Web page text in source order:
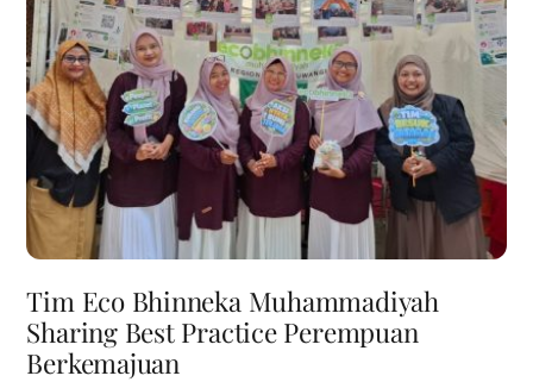
Tim Eco Bhinneka Muhammadiyah
Sharing Best Practice Perempuan
Berkemajuan